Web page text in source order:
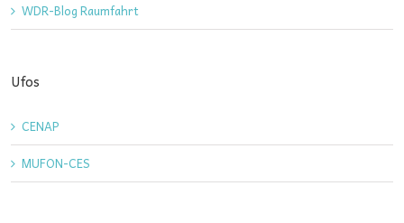
WDR-Blog Raumfahrt
Ufos
CENAP
MUFON-CES